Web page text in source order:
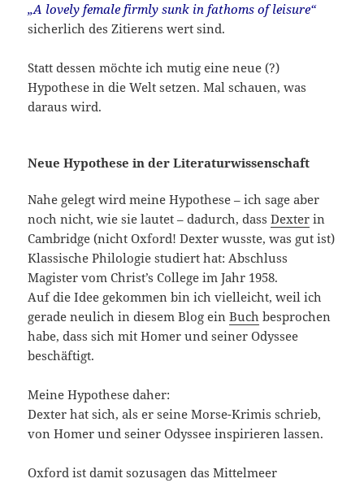
„A lovely female firmly sunk in fathoms of leisure“
sicherlich des Zitierens wert sind.
Statt dessen möchte ich mutig eine neue (?)
Hypothese in die Welt setzen. Mal schauen, was
daraus wird.
Neue Hypothese in der Literaturwissenschaft
Nahe gelegt wird meine Hypothese – ich sage aber
noch nicht, wie sie lautet – dadurch, dassDexter in
Cambridge (nicht Oxford! Dexter wusste, was gut ist)
Klassische Philologie studiert hat: Abschluss
Magister vom Christ’s College im Jahr 1958.
Auf die Idee gekommen bin ich vielleicht, weil ich
gerade neulich in diesem Blog einBuch besprochen
habe, dass sich mit Homer und seiner Odyssee
beschäftigt.
Meine Hypothese daher:
Dexter hat sich, als er seine Morse-Krimis schrieb,
von Homer und seiner Odyssee inspirieren lassen.
Oxford ist damit sozusagen das Mittelmeer